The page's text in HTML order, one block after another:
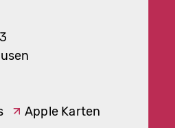
Apple Karten